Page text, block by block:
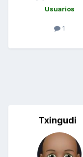
Usuarios
1
Txingudi